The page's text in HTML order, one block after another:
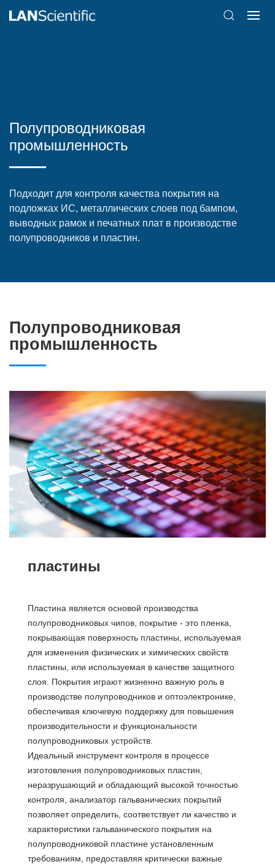
Полупроводниковая
промышленность
Подходит для контроля качества покрытия на
подложках ИС, металлических слоев под бампом,
выводных рамок и печатных плат в производстве
полупроводников и пластин.
Полупроводниковая
промышленность
пластины
Пластина является основой производства
полупроводниковых чипов, покрытие - это пленка,
покрывающая поверхность пластины, используемая
для изменения физических и химических свойств
пластины, или используемая в качестве защитного
слоя. Покрытия играют жизненно важную роль в
производстве полупроводников и оптоэлектронике,
обеспечивая ключевую поддержку для повышения
производительности и функциональности
полупроводниковых устройств.
Идеальный инструмент контроля в процессе
изготовления полупроводниковых пластин,
неразрушающий и обладающий высокой точностью
контроля, анализатор гальванических покрытий
позволяет определить, соответствует ли качество и
характеристики гальванического покрытия на
полупроводниковой пластине установленным
требованиям, предоставляя критически важные